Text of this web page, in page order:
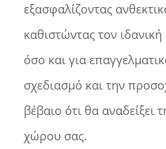
εξασφαλίζοντας
καθιστώντας τον
όσο και για
σχεδιασμό και την
βέβαιο ότι θα αναδείξει
χώρου σας.